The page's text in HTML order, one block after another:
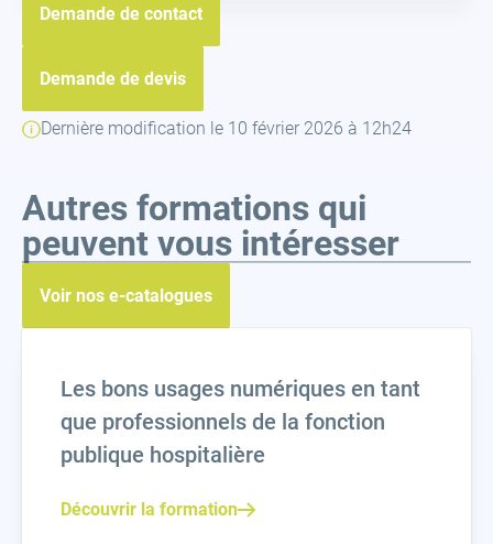
Demande de contact
Demande de devis
Dernière modification le 10 février 2026 à 12h24
Autres formations qui
peuvent vous intéresser
Voir nos e-catalogues
Les bons usages numériques en tant
que professionnels de la fonction
publique hospitalière
Découvrir la formation